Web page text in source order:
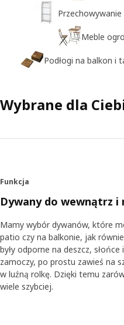
Meble
Podłogi na balkon i
Wybrane dla
Funkcja
Dywany do wewnątrz i
Mamy wybór dywanów, które
patio czy na balkonie, jak
były odporne na deszcz, słońce
zamoczy, po prostu zawieś na
w luźną rolkę. Dzięki temu
wiele szybciej.